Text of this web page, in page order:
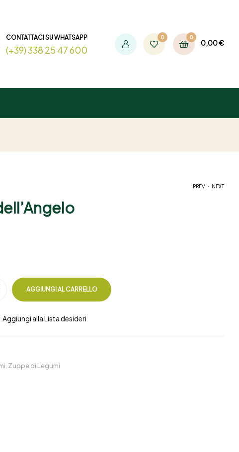
CONTATTACI SU WHATSAPP
(+39) 338 25 47 600
0 0
0,00€
PREV NEXT
AGGIUNGI AL CARRELLO
Aggiungi alla Lista desideri
Zuppe di Legumi